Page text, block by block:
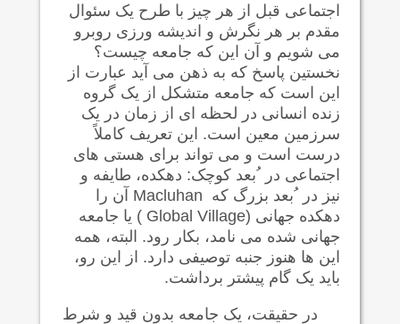
اجتماعی قبل از هر چیز با طرح یک سئوال
مقدم بر هر نگرش و انديشه ورزی روبرو
می شویم و آن این که جامعه چیست؟
نخستین پاسخ که به ذهن می آید عبارت از
این است که جامعه متشکل از یک گروه
زنده انسانی در لحظه ای از زمان در یک
سرزمین معین است. این تعریف کاملاً
درست است و می تواند برای هستی های
اجتماعی در ُبعد کوچک: دهکده، طایفه و
نیز در ُبعد بزرگ که Macluhan آن را
دهکده جهانی (Global Village ) یا جامعه
جهانی شده می نامد، بکار رود. البته، همه
این ها هنوز جنبه توصيفی دارد. از این رو،
باید يک گام پيشتر برداشت.
در حقيقت، یک جامعه بدون قید و شرط